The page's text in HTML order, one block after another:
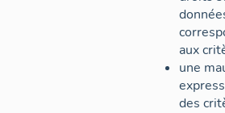
aux
une
des